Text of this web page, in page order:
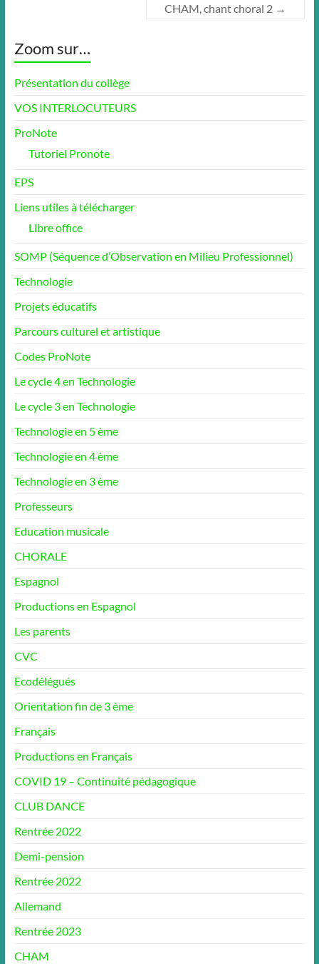
CHAM, chant choral 2 →
Zoom sur…
Présentation du collège
VOS INTERLOCUTEURS
ProNote
Tutoriel Pronote
EPS
Liens utiles à télécharger
Libre office
SOMP (Séquence d’Observation en Milieu Professionnel)
Technologie
Projets éducatifs
Parcours culturel et artistique
Codes ProNote
Le cycle 4 en Technologie
Le cycle 3 en Technologie
Technologie en 5 ème
Technologie en 4 ème
Technologie en 3 ème
Professeurs
Education musicale
CHORALE
Espagnol
Productions en Espagnol
Les parents
CVC
Ecodélégués
Orientation fin de 3 ème
Français
Productions en Français
COVID 19 – Continuité pédagogique
CLUB DANCE
Rentrée 2022
Demi-pension
Rentrée 2022
Allemand
Rentrée 2023
CHAM